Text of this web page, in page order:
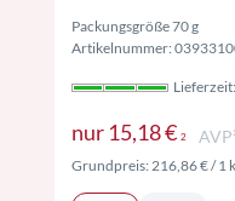
Packungsgröße 70 g
Artikelnummer:
nur 15,18 € 2
Grundpreis:216,86 €/ 1